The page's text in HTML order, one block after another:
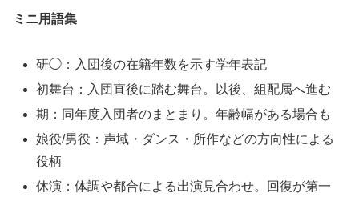
ミニ用語集
研◯：入団後の在籍年数を示す学年表記
初舞台：入団直後に踏む舞台。以後、組配属へ進む
期：同年度入団者のまとまり。年齢幅がある場合も
娘役/男役：声域・ダンス・所作などの方向性による
役柄
休演：体調や都合による出演見合わせ。回復が第一